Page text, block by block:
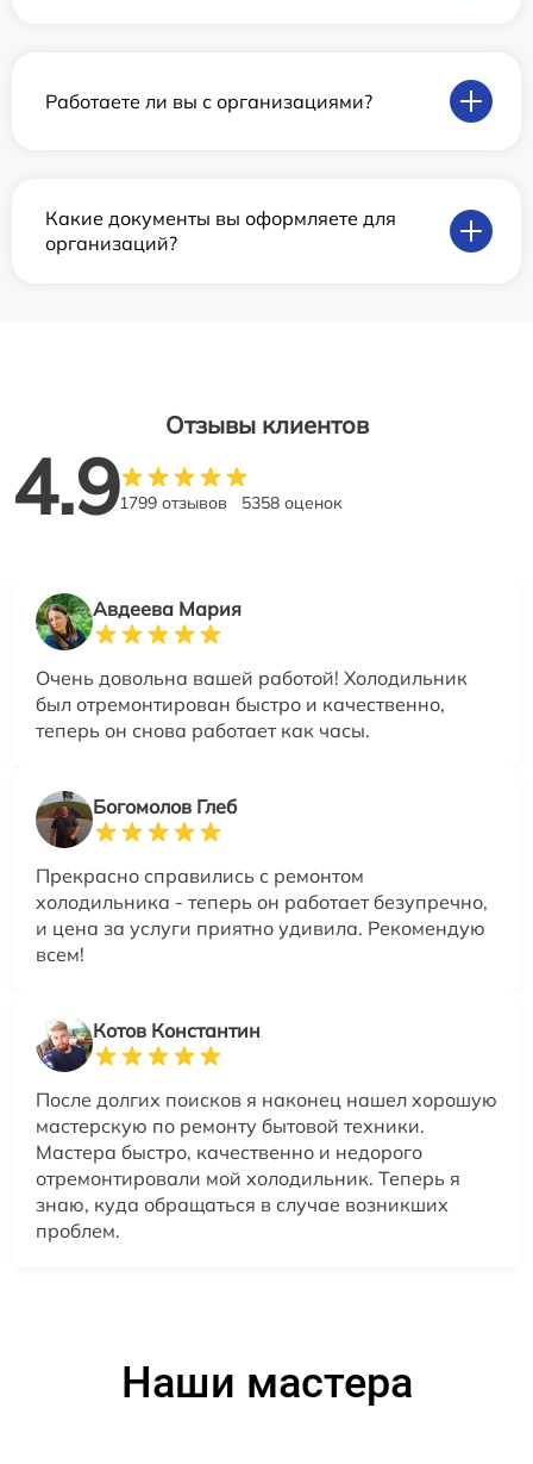
Работаете ли вы с организациями?
Какие документы вы оформляете для
организаций?
Отзывы клиентов
4.91799 отзывов 5358 оценок
Авдеева Мария
Очень довольна вашей работой! Холодильник
был отремонтирован быстро и качественно,
теперь он снова работает как часы.
Богомолов Глеб
Прекрасно справились с ремонтом
холодильника - теперь он работает безупречно,
и цена за услуги приятно удивила. Рекомендую
всем!
Котов Константин
После долгих поисков я наконец нашел хорошую
мастерскую по ремонту бытовой техники.
Мастера быстро, качественно и недорого
отремонтировали мой холодильник. Теперь я
знаю, куда обращаться в случае возникших
проблем.
Наши мастера